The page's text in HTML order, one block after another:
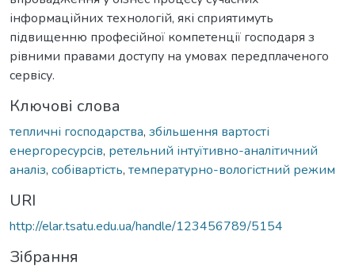
інформаційних технологій, які сприятимуть
підвищенню професійної компетенції господаря з
рівними правами доступу на умовах передплаченого
сервісу.
Ключові слова
тепличні господарства, збільшення вартості
енергоресурсів, ретельний інтуїтивно-аналітичний
аналіз, собівартість, температурно-вологістний режим
URI
http://elar.tsatu.edu.ua/handle/123456789/5154
Зібрання